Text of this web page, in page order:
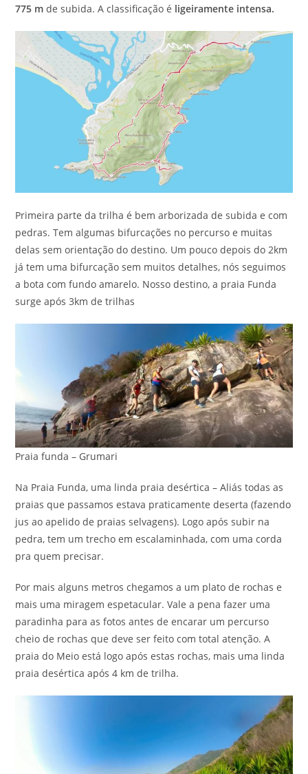
775 m de subida. A classificação é ligeiramente intensa.
Primeira parte da trilha é bem arborizada de subida e com
pedras. Tem algumas bifurcações no percurso e muitas
delas sem orientação do destino. Um pouco depois do 2km
já tem uma bifurcação sem muitos detalhes, nós seguimos
a bota com fundo amarelo. Nosso destino, a praia Funda
surge após 3km de trilhas
Praia funda – Grumari
Na Praia Funda, uma linda praia desértica – Aliás todas as
praias que passamos estava praticamente deserta (fazendo
jus ao apelido de praias selvagens). Logo após subir na
pedra, tem um trecho em escalaminhada, com uma corda
pra quem precisar.
Por mais alguns metros chegamos a um plato de rochas e
mais uma miragem espetacular. Vale a pena fazer uma
paradinha para as fotos antes de encarar um percurso
cheio de rochas que deve ser feito com total atenção. A
praia do Meio está logo após estas rochas, mais uma linda
praia desértica após 4 km de trilha.